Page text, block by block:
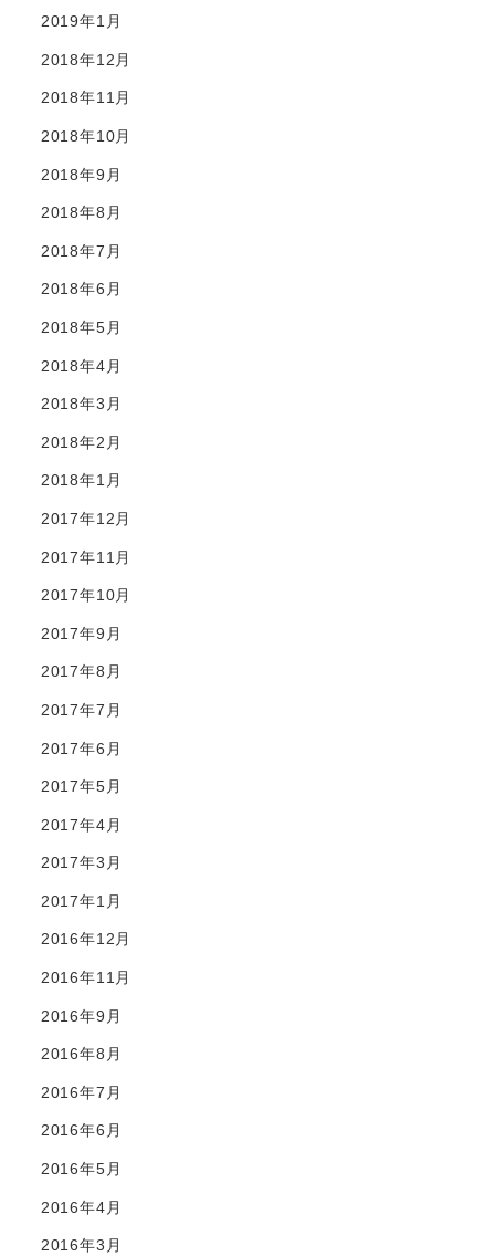
2019年1月
2018年12月
2018年11月
2018年10月
2018年9月
2018年8月
2018年7月
2018年6月
2018年5月
2018年4月
2018年3月
2018年2月
2018年1月
2017年12月
2017年11月
2017年10月
2017年9月
2017年8月
2017年7月
2017年6月
2017年5月
2017年4月
2017年3月
2017年1月
2016年12月
2016年11月
2016年9月
2016年8月
2016年7月
2016年6月
2016年5月
2016年4月
2016年3月